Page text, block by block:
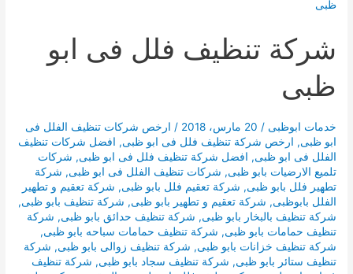
شركة تنظيف فلل فى ابو
ظبى
خدمات ابوظبى / 20 مارس، 2018 / ارخص شركات تنظيف الفلل فى
ابو ظبى, ارخص شركة تنظيف فلل فى ابو ظبى, افضل شركات تنظيف
الفلل فى ابو ظبى, افضل شركة تنظيف فلل فى ابو ظبى, شركات
تلميع الارضيات بابو ظبى, شركات تنظيف الفلل فى ابو ظبى, شركة
تطهير فلل بابو ظبى, شركة تعقيم فلل بابو ظبى, شركة تعقيم و تطهير
الفلل بابوظبى, شركة تعقيم و تطهير بابو ظبى, شركة تنظيف بابو ظبى,
شركة تنظيف بالبخار بابو ظبى, شركة تنظيف حدائق بابو ظبى, شركة
تنظيف حمامات بابو ظبى, شركة تنظيف حمامات سباحه بابو ظبى,
شركة تنظيف خزانات بابو ظبى, شركة تنظيف زوالى بابو ظبى, شركة
تنظيف ستائر بابو ظبى, شركة تنظيف سجاد بابو ظبى, شركة تنظيف